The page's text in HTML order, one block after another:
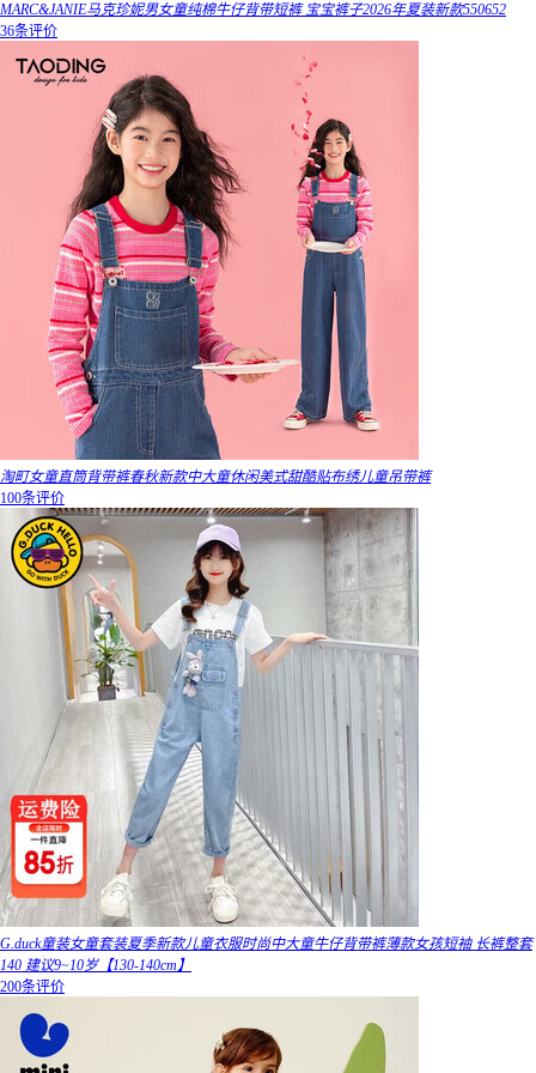
MARC&JANIE马克珍妮男女童纯棉牛仔背带短裤 宝宝裤子2026年夏装新款550652
36条评价
淘町女童直筒背带裤春秋新款中大童休闲美式甜酷贴布绣儿童吊带裤
100条评价
G.duck童装女童套装夏季新款儿童衣服时尚中大童牛仔背带裤薄款女孩短袖 长裤整套
140 建议9~10岁【130-140cm】
200条评价